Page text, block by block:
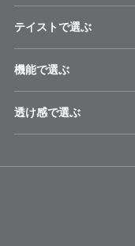
テイストで選ぶ
機能で選ぶ
透け感で選ぶ